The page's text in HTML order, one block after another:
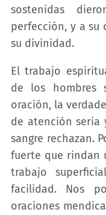
sostenidas
perfección, y a su
su divinidad.
El trabajo
de los hombres
oración, la
de atención seria
sangre rechazan.
fuerte que rindan
trabajo
facilidad. Nos
oraciones